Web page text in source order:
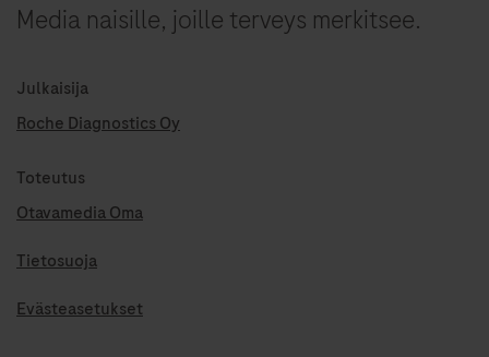
Media naisille, joille terveys merkitsee.
Julkaisija
Roche Diagnostics Oy
Toteutus
Otavamedia Oma
Tietosuoja
Evästeasetukset